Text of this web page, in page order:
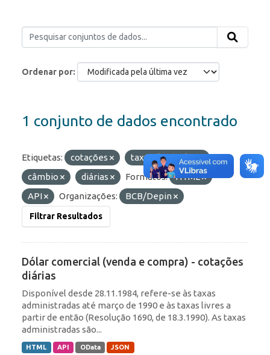
Ordenar por
1 conjunto de dados encontrado
Etiquetas: cotações
taxas de câmbio
câmbio
diárias Formatos:
HTML
API
Organizações: BCB/Depin
Filtrar Resultados
Dólar comercial (venda e compra) - cotações
diárias
Disponível desde 28.11.1984, refere-se às taxas
administradas até março de 1990 e às taxas livres a
partir de então (Resolução 1690, de 18.3.1990). As taxas
administradas são...
HTML API OData JSON